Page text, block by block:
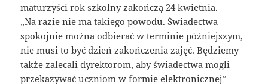
maturzyści rok szkolny zakończą 24 kwietnia.
„Na razie nie ma takiego powodu. Świadectwa
spokojnie można odbierać w terminie późniejszym,
nie musi to być dzień zakończenia zajęć. Będziemy
także zalecali dyrektorom, aby świadectwa mogli
przekazywać uczniom w formie elektronicznej” –